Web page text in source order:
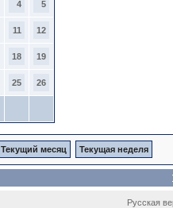
4 5
11 12
18 19
25 26
Текущий месяц Текущая неделя
Русская